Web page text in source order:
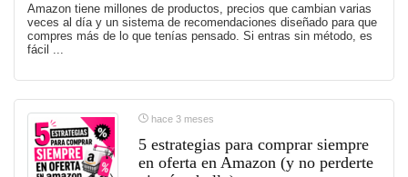
Amazon tiene millones de productos, precios que cambian varias
veces al día y un sistema de recomendaciones diseñado para que
compres más de lo que tenías pensado. Si entras sin método, es
fácil ...
hace 3 meses
5 estrategias para comprar siempre
en oferta en Amazon (y no perderte